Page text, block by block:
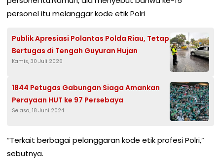
personel itu melanggar kode etik Polri
Publik Apresiasi Polantas Polda Riau, Tetap
Bertugas di Tengah Guyuran Hujan
Kamis, 30 Juli 2026
1844 Petugas Gabungan Siaga Amankan
Perayaan HUT ke 97 Persebaya
Selasa, 18 Juni 2024
“Terkait berbagai pelanggaran kode etik profesi Polri,”
sebutnya.